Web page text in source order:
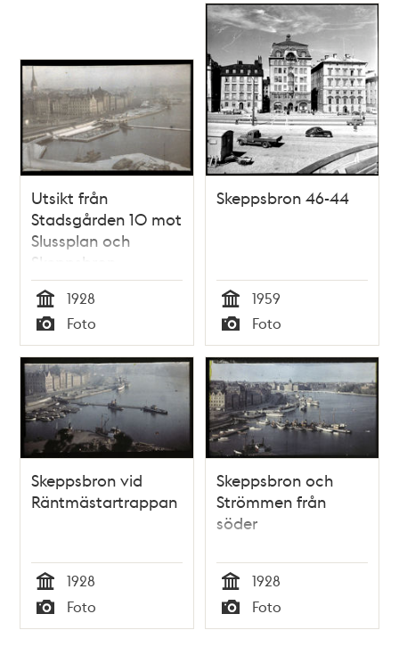
Utsikt från
Stadsgården 10 mot
Slussplan och
Skeppsbron
Tid
1928
Typ
Foto
Skeppsbron 46-44
Tid
1959
Typ
Foto
Skeppsbron vid
Räntmästartrappan
Tid
1928
Typ
Foto
Skeppsbron och
Strömmen från
söder
Tid
1928
Typ
Foto